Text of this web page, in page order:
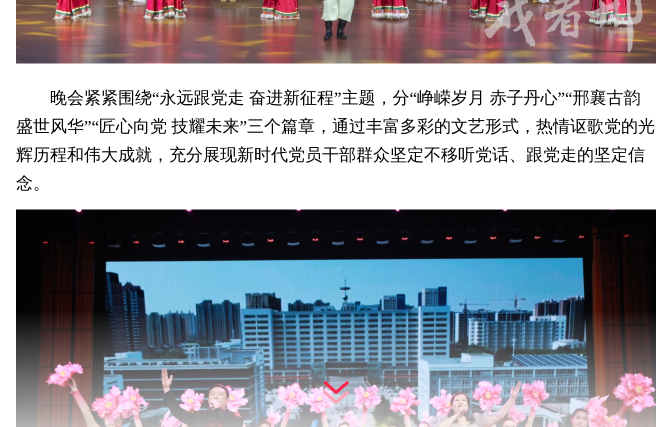
晚会紧紧围绕“永远跟党走 奋进新征程”主题，分“峥嵘岁月 赤子丹心”“邢襄古韵
盛世风华”“匠心向党 技耀未来”三个篇章，通过丰富多彩的文艺形式，热情讴歌党的光
辉历程和伟大成就，充分展现新时代党员干部群众坚定不移听党话、跟党走的坚定信
念。